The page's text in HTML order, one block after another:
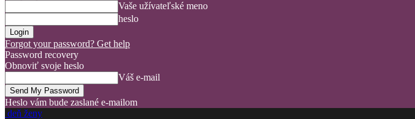
Vaše užívateľské meno
heslo
Forgot your password? Get help
Password recovery
Obnoviť svoje heslo
Váš e-mail
Heslo vám bude zaslané e-mailom
deň ženy